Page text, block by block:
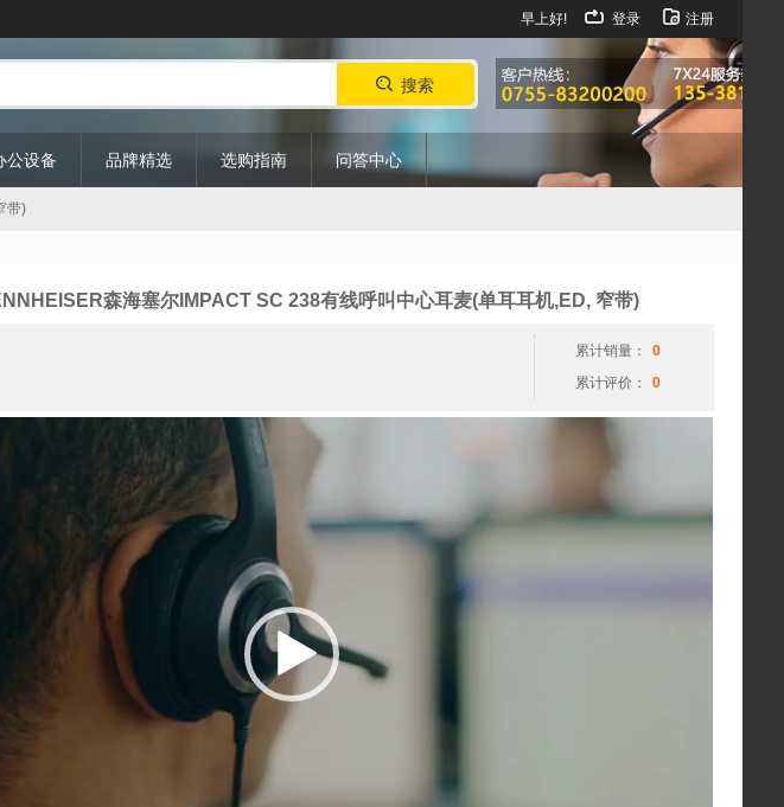
早上好! 登录 注册
搜索
公设备 品牌精选 选购指南 问答中心
带)
森海塞尔IMPACT SC 238有线呼叫中心耳麦(单耳耳机,ED, 窄带)
累计销量：
0
累计评价：
0